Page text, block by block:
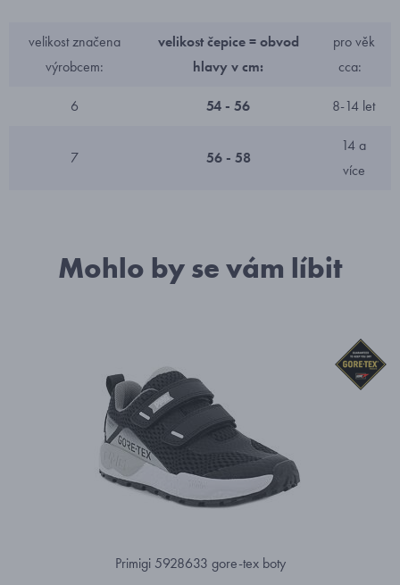
velikost značena
výrobcem:
velikost čepice = obvod
hlavy v cm:
pro věk
cca:
6 54 - 56 8-14 let
7 56 - 58
14 a
více
Mohlo by se vám líbit
Primigi 5928633 gore-tex boty